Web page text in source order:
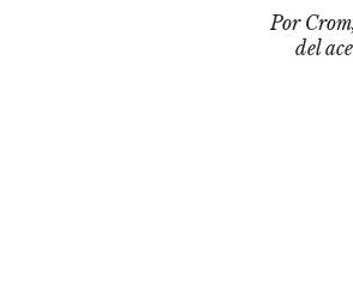
Por
del